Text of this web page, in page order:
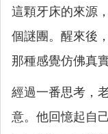
這顆牙床的來源
個謎團。醒來後
那種感覺仿佛真
經過一番思考，
意。他回憶起自